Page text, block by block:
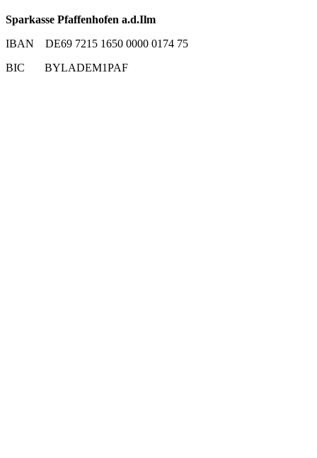
Sparkasse Pfaffenhofen a.d.Ilm
IBAN DE69 7215 1650 0000 0174 75
BIC BYLADEM1PAF